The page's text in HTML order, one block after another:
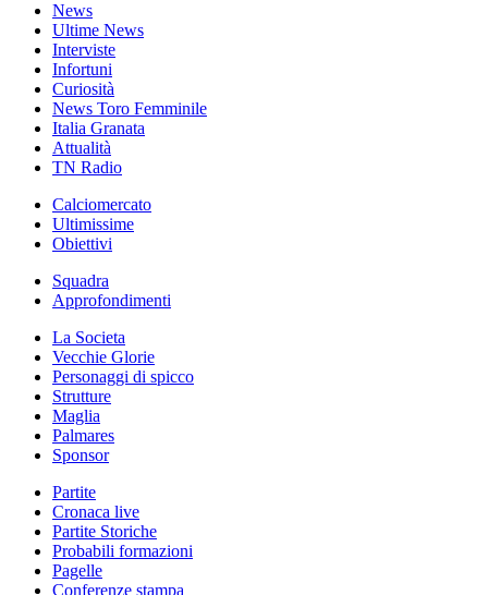
News
Ultime News
Interviste
Infortuni
Curiosità
News Toro Femminile
Italia Granata
Attualità
TN Radio
Calciomercato
Ultimissime
Obiettivi
Squadra
Approfondimenti
La Societa
Vecchie Glorie
Personaggi di spicco
Strutture
Maglia
Palmares
Sponsor
Partite
Cronaca live
Partite Storiche
Probabili formazioni
Pagelle
Conferenze stampa